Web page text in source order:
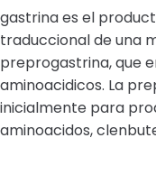
gastrina es el
traduccional de una
preprogastrina, que
aminoacidicos. La
inicialmente para
aminoacidos,